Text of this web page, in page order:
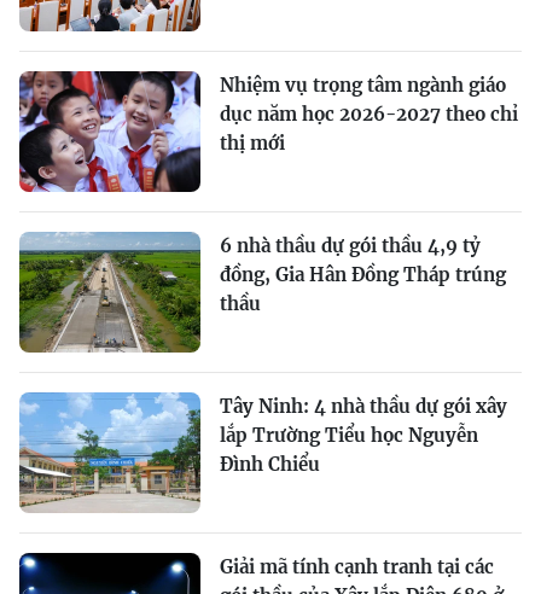
Nhiệm vụ trọng tâm ngành giáo
dục năm học 2026-2027 theo chỉ
thị mới
6 nhà thầu dự gói thầu 4,9 tỷ
đồng, Gia Hân Đồng Tháp trúng
thầu
Tây Ninh: 4 nhà thầu dự gói xây
lắp Trường Tiểu học Nguyễn
Đình Chiểu
Giải mã tính cạnh tranh tại các